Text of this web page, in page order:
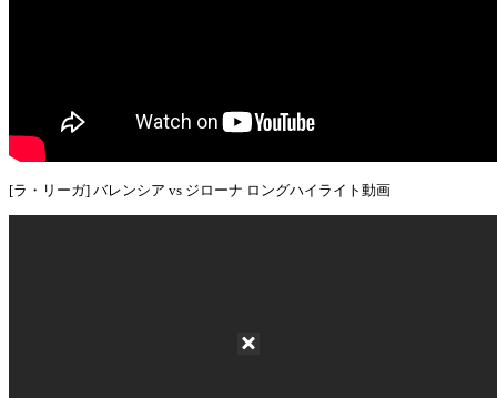
[ラ・リーガ] バレンシア vs ジローナ ロングハイライト動画